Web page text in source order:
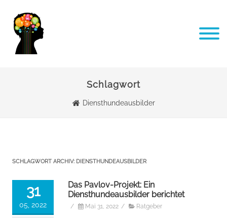
Schlagwort
Diensthundeausbilder
SCHLAGWORT ARCHIV: DIENSTHUNDEAUSBILDER
31
05, 2022
Das Pavlov-Projekt: Ein
Diensthundeausbilder berichtet
/ Mai 31, 2022 / Ratgeber